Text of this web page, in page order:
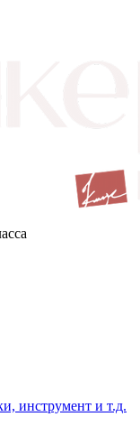
инструмент и т.д.